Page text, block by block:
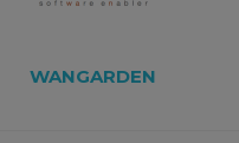
WANGARDEN